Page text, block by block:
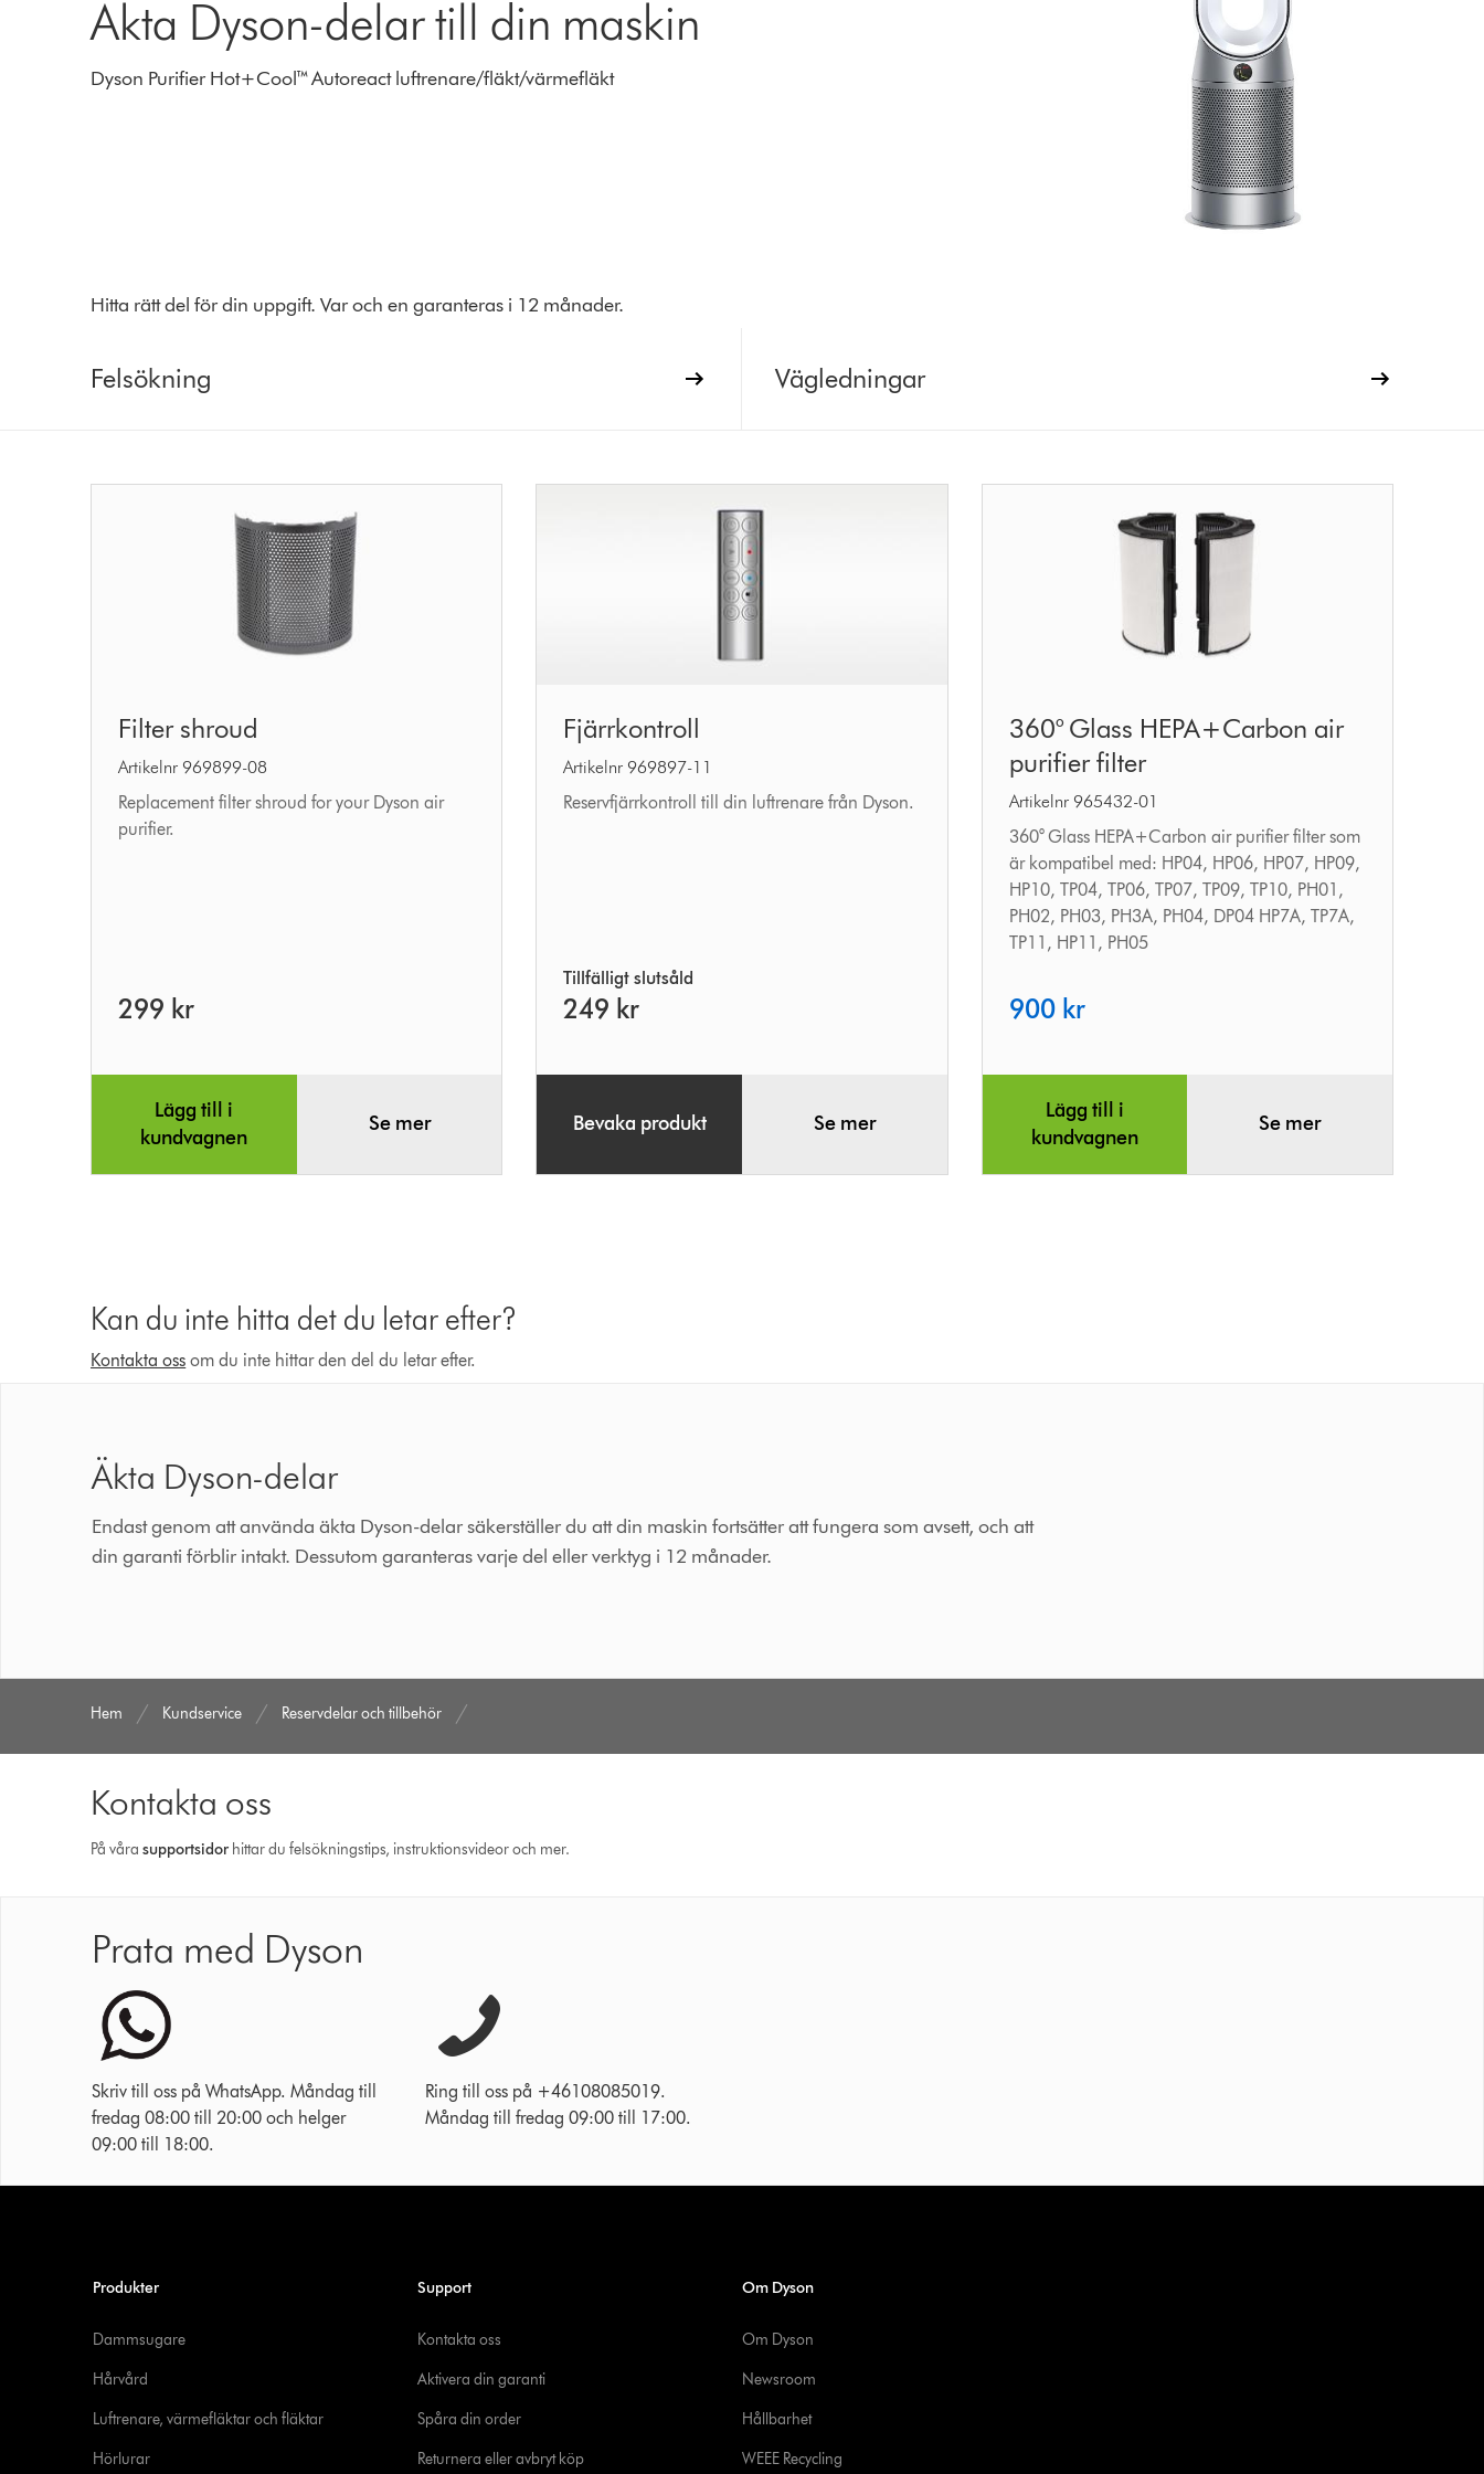
Äkta Dyson-delar till din maskin
Dyson Purifier Hot+Cool™ Autoreact luftrenare/fläkt/värmefläkt
Hitta rätt del för din uppgift. Var och en garanteras i 12 månader.
Felsökning Vägledningar
shroud
Filter shroud
Artikelnr 969899-08
Replacement filter shroud for your Dyson air
purifier.
299 kr
Lägg till i
kundvagnen
Se mer
Fjärrkontroll
Artikelnr 969897-11
Reservfjärrkontroll till din luftrenare från Dyson.
Tillfälligt slutsåld
249 kr
Bevaka produkt Se mer
Glass
HEPA+Carbon
air
purifier
filter
360° Glass HEPA+Carbon air
purifier filter
Artikelnr 965432-01
360° Glass HEPA+Carbon air purifier filter som
är kompatibel med: HP04, HP06, HP07, HP09,
HP10, TP04, TP06, TP07, TP09, TP10, PH01,
PH02, PH03, PH3A, PH04, DP04 HP7A, TP7A,
TP11, HP11, PH05
900 kr
Lägg till i
kundvagnen
Se mer
Kan du inte hitta det du letar efter?
Kontakta oss om du inte hittar den del du letar efter.
Äkta Dyson-delar
Endast genom att använda äkta Dyson-delar säkerställer du att din maskin fortsätter att fungera som avsett, och att
din garanti förblir intakt. Dessutom garanteras varje del eller verktyg i 12 månader.
Hem Kundservice Reservdelar och tillbehör
Kontakta oss
På vårasupport­sidor hittar du felsökningstips, instruktionsvideor och mer.
Prata med Dyson
Skriv till oss på WhatsApp. Måndag till
fredag 08:00 till 20:00 och helger
09:00 till 18:00.
Ring till oss på +46108085019.
Måndag till fredag 09:00 till 17:00.
Produkter
Dammsugare
Hårvård
Luftrenare, värmefläktar och fläktar
Hörlurar
Support
Kontakta oss
Aktivera din garanti
Spåra din order
Returnera eller avbryt köp
Om Dyson
Om Dyson
Newsroom
Hållbarhet
WEEE Recycling